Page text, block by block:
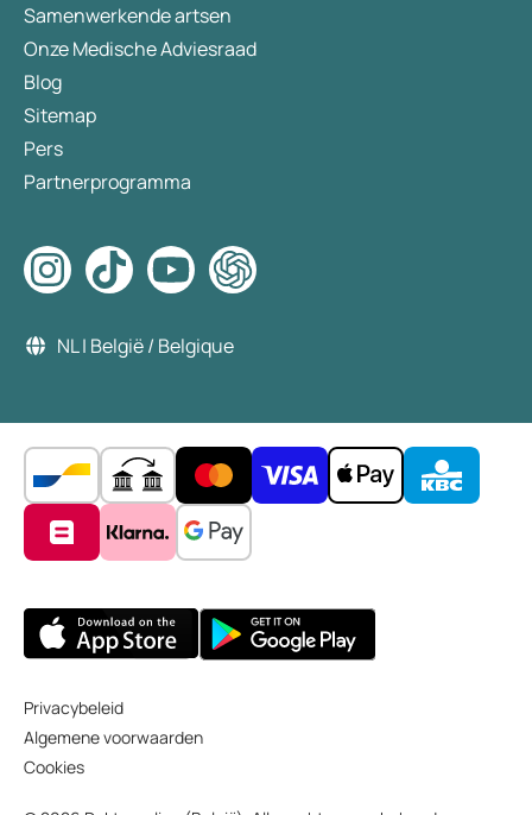
Samenwerkende artsen
Onze Medische Adviesraad
Blog
Sitemap
Pers
Partnerprogramma
NL | België / Belgique
Privacybeleid
Algemene voorwaarden
Cookies